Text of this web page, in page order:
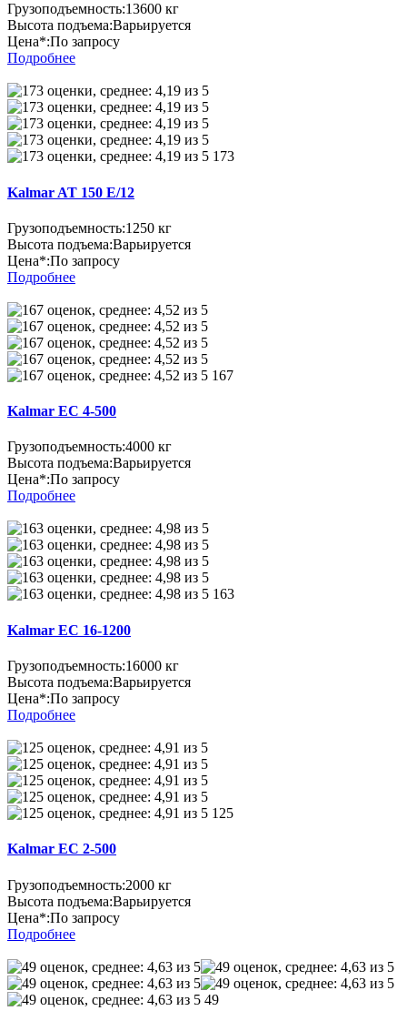
Грузоподъемность:13600 кг
Высота подъема:Варьируется
Цена*:По запросу
Подробнее
173
Kalmar AT 150 E/12
Грузоподъемность:1250 кг
Высота подъема:Варьируется
Цена*:По запросу
Подробнее
167
Kalmar EC 4-500
Грузоподъемность:4000 кг
Высота подъема:Варьируется
Цена*:По запросу
Подробнее
163
Kalmar EC 16-1200
Грузоподъемность:16000 кг
Высота подъема:Варьируется
Цена*:По запросу
Подробнее
125
Kalmar EC 2-500
Грузоподъемность:2000 кг
Высота подъема:Варьируется
Цена*:По запросу
Подробнее
49